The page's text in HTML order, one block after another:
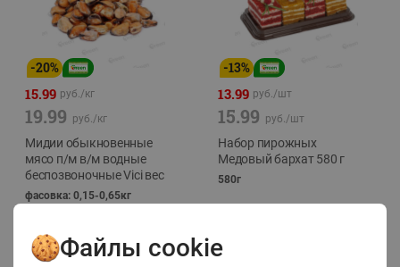
-20%
15.99 руб./кг
19.99 руб./кг
Мидии обыкновенные
мясо п/м в/м водные
беспозвоночные Vici вес
фасовка: 0,15-0,65кг
-13%
13.99 руб./шт
15.99 руб./шт
Набор пирожных
Медовый бархат 580 г
580г
Файлы cookie